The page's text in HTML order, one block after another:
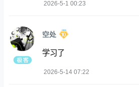
2026-5-1 00:23
空处
学习了
2026-5-14 07:22